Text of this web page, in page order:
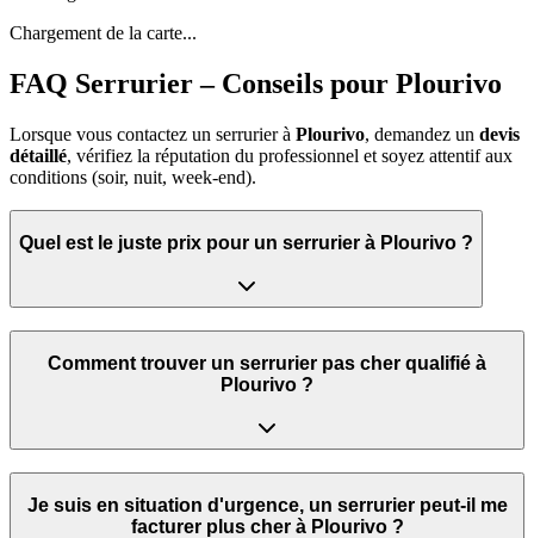
Chargement de la carte...
FAQ Serrurier – Conseils pour Plourivo
Lorsque vous contactez un serrurier à Plourivo, demandez un devis
détaillé, vérifiez la réputation du professionnel et soyez attentif aux
conditions (soir, nuit, week‑end).
Quel est le juste prix pour un serrurier à Plourivo ?
Comment trouver un serrurier pas cher qualifié à
Plourivo ?
Je suis en situation d'urgence, un serrurier peut‑il me
facturer plus cher à Plourivo ?